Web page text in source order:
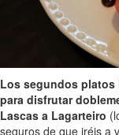
Los segundos
para disfrutar
Lascas a Lagarteiro
seguros de que iréis a